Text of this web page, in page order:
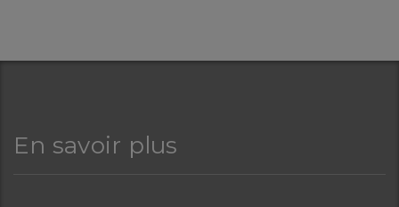
En savoir plus